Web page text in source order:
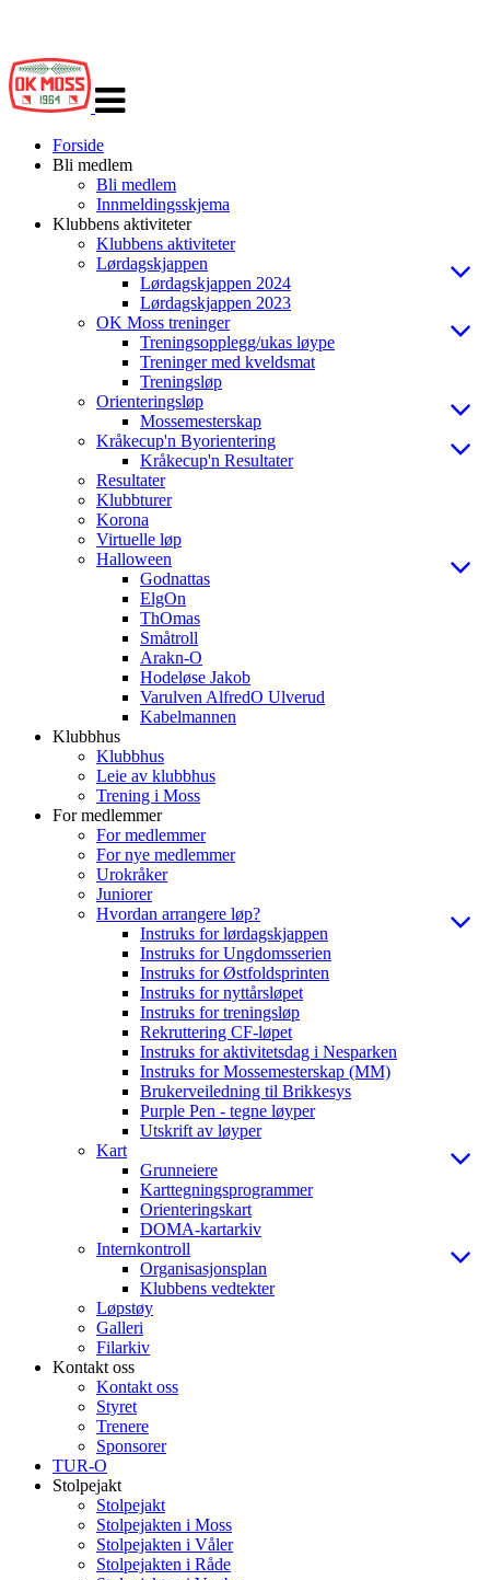
navigasjon
Forside
Bli medlem
Bli medlem
Innmeldingsskjema
Klubbens aktiviteter
Klubbens aktiviteter
Lørdagskjappen
Lørdagskjappen 2024
Lørdagskjappen 2023
OK Moss treninger
Treningsopplegg/ukas løype
Treninger med kveldsmat
Treningsløp
Orienteringsløp
Mossemesterskap
Kråkecup'n Byorientering
Kråkecup'n Resultater
Resultater
Klubbturer
Korona
Virtuelle løp
Halloween
Godnattas
ElgOn
ThOmas
Småtroll
Arakn-O
Hodeløse Jakob
Varulven AlfredO Ulverud
Kabelmannen
Klubbhus
Klubbhus
Leie av klubbhus
Trening i Moss
For medlemmer
For medlemmer
For nye medlemmer
Urokråker
Juniorer
Hvordan arrangere løp?
Instruks for lørdagskjappen
Instruks for Ungdomsserien
Instruks for Østfoldsprinten
Instruks for nyttårsløpet
Instruks for treningsløp
Rekruttering CF-løpet
Instruks for aktivitetsdag i Nesparken
Instruks for Mossemesterskap (MM)
Brukerveiledning til Brikkesys
Purple Pen - tegne løyper
Utskrift av løyper
Kart
Grunneiere
Karttegningsprogrammer
Orienteringskart
DOMA-kartarkiv
Internkontroll
Organisasjonsplan
Klubbens vedtekter
Løpstøy
Galleri
Filarkiv
Kontakt oss
Kontakt oss
Styret
Trenere
Sponsorer
TUR-O
Stolpejakt
Stolpejakt
Stolpejakten i Moss
Stolpejakten i Våler
Stolpejakten i Råde